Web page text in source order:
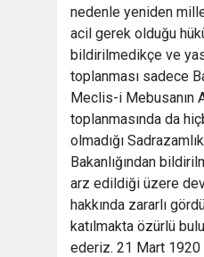
nedenle yeniden
acil gerek olduğu
bildirilmedikçe ve
toplanması sadece
Meclis-i Mebusanın
toplanmasında da
olmadığı
Bakanlığından
arz edildiği üzere
hakkında zararlı
katılmakta özürlü
ederiz. 21 Mart 1920